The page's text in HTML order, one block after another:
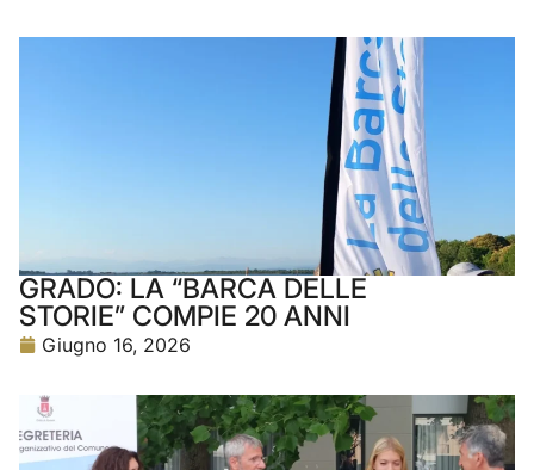
GRADO: LA “BARCA DELLE
STORIE” COMPIE 20 ANNI
Giugno 16, 2026